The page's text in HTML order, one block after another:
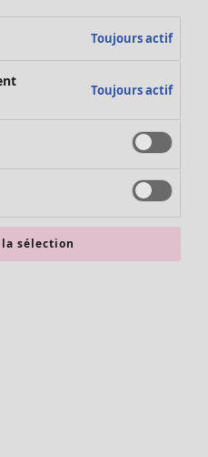
-70
Toujours actif
Toujours actif
sélection